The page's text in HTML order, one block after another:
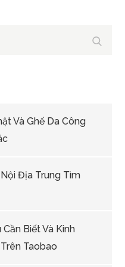
Và Ghế Da Công
Địa Trung Tìm
Biết Và Kinh
Taobao